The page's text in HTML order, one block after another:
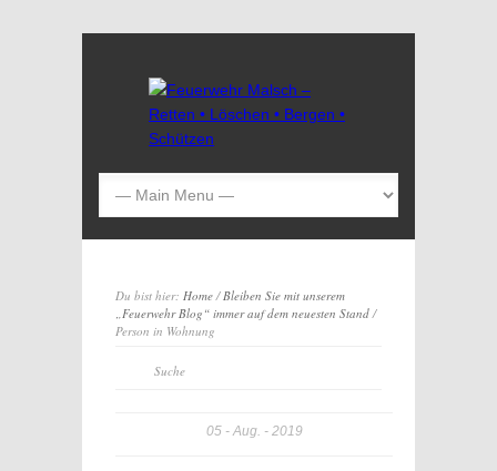
Du bist hier: Home/Bleiben Sie mit unserem
„Feuerwehr Blog“ immer auf dem neuesten Stand/
Person in Wohnung
05 Aug. 2019